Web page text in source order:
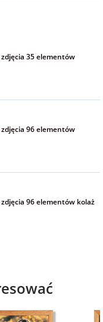
35 elementów
96 elementów
96 elementów kolaż